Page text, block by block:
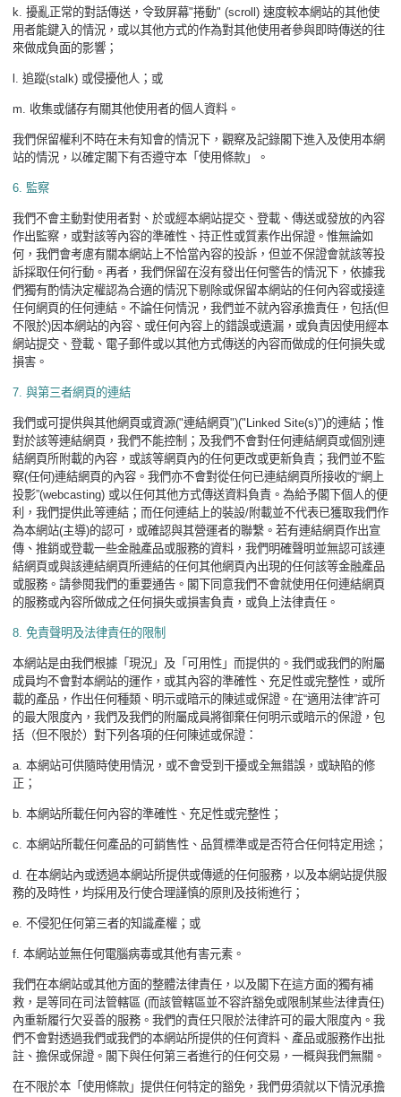
k. 擾亂正常的對話傳送，令致屏幕"捲動" (scroll) 速度較本網站的其他使
用者能鍵入的情況，或以其他方式的作為對其他使用者參與即時傳送的往
來做成負面的影響；
l. 追蹤(stalk) 或侵擾他人；或
m. 收集或儲存有關其他使用者的個人資料。
我們保留權利不時在未有知會的情況下，觀察及記錄閣下進入及使用本網
站的情況，以確定閣下有否遵守本「使用條款」。
6. 監察
我們不會主動對使用者對、於或經本網站提交、登載、傳送或發放的內容
作出監察，或對該等內容的準確性、持正性或質素作出保證。惟無論如
何，我們會考慮有關本網站上不恰當內容的投訴，但並不保證會就該等投
訴採取任何行動。再者，我們保留在沒有發出任何警告的情況下，依據我
們獨有酌情決定權認為合適的情況下剔除或保留本網站的任何內容或接達
任何網頁的任何連結。不論任何情況，我們並不就內容承擔責任，包括(但
不限於)因本網站的內容、或任何內容上的錯誤或遺漏，或負責因使用經本
網站提交、登載、電子郵件或以其他方式傳送的內容而做成的任何損失或
損害。
7. 與第三者網頁的連結
我們或可提供與其他網頁或資源("連結網頁")("Linked Site(s)")的連結；惟
對於該等連結網頁，我們不能控制；及我們不會對任何連結網頁或個別連
結網頁所附載的內容，或該等網頁內的任何更改或更新負責；我們並不監
察(任何)連結網頁的內容。我們亦不會對從任何已連結網頁所接收的“網上
投影”(webcasting) 或以任何其他方式傳送資料負責。為給予閣下個人的便
利，我們提供此等連結；而任何連結上的裝設/附載並不代表已獲取我們作
為本網站(主導)的認可，或確認與其營運者的聯繫。若有連結網頁作出宣
傳、推銷或登載一些金融產品或服務的資料，我們明確聲明並無認可該連
結網頁或與該連結網頁所連結的任何其他網頁內出現的任何該等金融產品
或服務。請參閱我們的重要通告。閣下同意我們不會就使用任何連結網頁
的服務或內容所做成之任何損失或損害負責，或負上法律責任。
8. 免責聲明及法律責任的限制
本網站是由我們根據「現況」及「可用性」而提供的。我們或我們的附屬
成員均不會對本網站的運作，或其內容的準確性、充足性或完整性，或所
載的產品，作出任何種類、明示或暗示的陳述或保證。在“適用法律”許可
的最大限度內，我們及我們的附屬成員將御棄任何明示或暗示的保證，包
括（但不限於）對下列各項的任何陳述或保證：
a. 本網站可供隨時使用情況，或不會受到干擾或全無錯誤，或缺陷的修
正；
b. 本網站所載任何內容的準確性、充足性或完整性；
c. 本網站所載任何產品的可銷售性、品質標準或是否符合任何特定用途；
d. 在本網站內或透過本網站所提供或傳遞的任何服務，以及本網站提供服
務的及時性，均採用及行使合理謹慎的原則及技術進行；
e. 不侵犯任何第三者的知識產權；或
f. 本網站並無任何電腦病毒或其他有害元素。
我們在本網站或其他方面的整體法律責任，以及閣下在這方面的獨有補
救，是等同在司法管轄區 (而該管轄區並不容許豁免或限制某些法律責任)
內重新履行欠妥善的服務。我們的責任只限於法律許可的最大限度內。我
們不會對透過我們或我們的本網站所提供的任何資料、產品或服務作出批
註、擔保或保證。閣下與任何第三者進行的任何交易，一概與我們無關。
在不限於本「使用條款」提供任何特定的豁免，我們毋須就以下情況承擔